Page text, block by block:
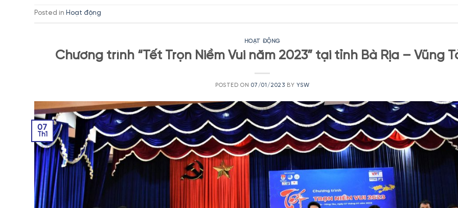
Posted in Hoạt động
HOẠT ĐỘNG
Chương trình “Tết Trọn Niềm Vui năm 2023” tại tỉnh Bà Rịa – Vũng
POSTED ON 07/01/2023 BY YSW
07
Th1